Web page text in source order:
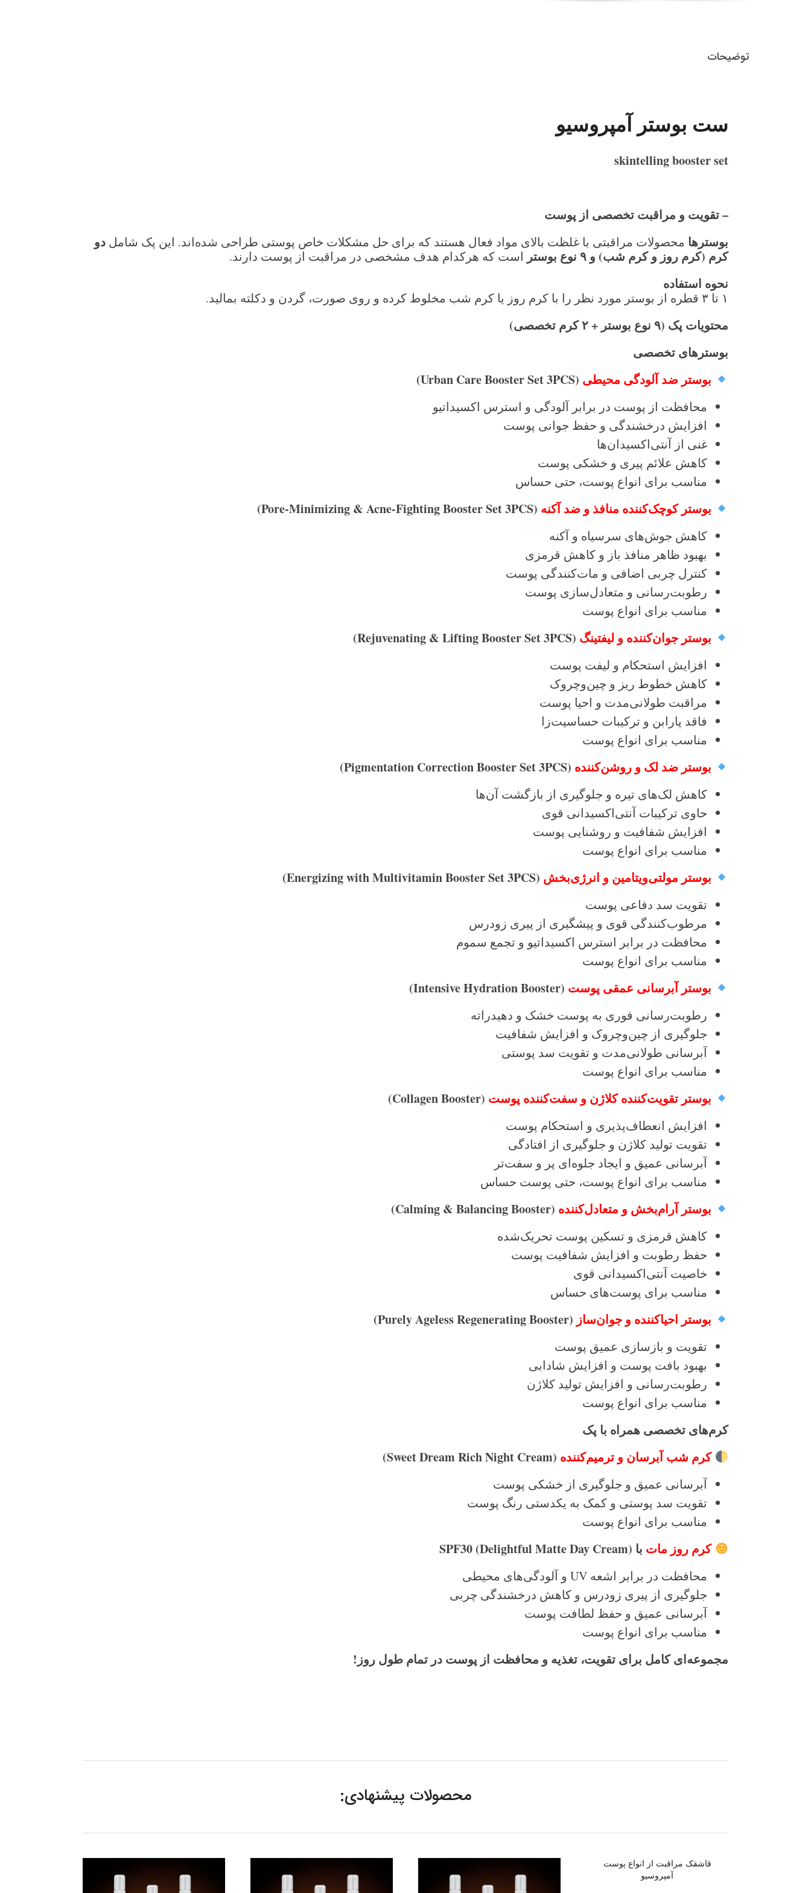
توضیحات
ست بوستر آمپروسیو
skintelling booster set
–تقویت و مراقبت تخصصی از پوست
بوسترها محصولات مراقبتی با غلظت بالای مواد فعال هستند که برای حل مشکلات خاص پوستی طراحی شده‌اند. این پک شامل دو
کرم (کرم روز و کرم شب) و ۹ نوع بوستر است که هرکدام هدف مشخصی در مراقبت از پوست دارند.
نحوه استفاده
۱ تا ۳ قطره از بوستر مورد نظر را با کرم روز یا کرم شب مخلوط کرده و روی صورت، گردن و دکلته بمالید.
محتویات پک (۹ نوع بوستر + ۲کرم تخصصی)
بوسترهای تخصصی
بوستر ضد آلودگی محیطی (Urban Care Booster Set 3PCS)
محافظت از پوست در برابر آلودگی و استرس اکسیداتیو
افزایش درخشندگی و حفظ جوانی پوست
غنی از آنتی‌اکسیدان‌ها
کاهش علائم پیری و خشکی پوست
مناسب برای انواع پوست، حتی حساس
بوستر کوچک‌کننده منافذ و ضد آکنه (Pore-Minimizing & Acne-Fighting Booster Set 3PCS)
کاهش جوش‌های سرسیاه و آکنه
بهبود ظاهر منافذ باز و کاهش قرمزی
کنترل چربی اضافی و مات‌کنندگی پوست
رطوبت‌رسانی و متعادل‌سازی پوست
مناسب برای انواع پوست
بوستر جوان‌کننده و لیفتینگ (Rejuvenating & Lifting Booster Set 3PCS)
افزایش استحکام و لیفت پوست
کاهش خطوط ریز و چین‌وچروک
مراقبت طولانی‌مدت و احیا پوست
فاقد پارابن و ترکیبات حساسیت‌زا
مناسب برای انواع پوست
بوستر ضد لک و روشن‌کننده (Pigmentation Correction Booster Set 3PCS)
کاهش لک‌های تیره و جلوگیری از بازگشت آن‌ها
حاوی ترکیبات آنتی‌اکسیدانی قوی
افزایش شفافیت و روشنایی پوست
مناسب برای انواع پوست
بوستر مولتی‌ویتامین و انرژی‌بخش (Energizing with Multivitamin Booster Set 3PCS)
تقویت سد دفاعی پوست
مرطوب‌کنندگی قوی و پیشگیری از پیری زودرس
محافظت در برابر استرس اکسیداتیو و تجمع سموم
مناسب برای انواع پوست
بوستر آبرسانی عمقی پوست (Intensive Hydration Booster)
رطوبت‌رسانی فوری به پوست خشک و دهیدراته
جلوگیری از چین‌وچروک و افزایش شفافیت
آبرسانی طولانی‌مدت و تقویت سد پوستی
مناسب برای انواع پوست
بوستر تقویت‌کننده کلاژن و سفت‌کننده پوست (Collagen Booster)
افزایش انعطاف‌پذیری و استحکام پوست
تقویت تولید کلاژن و جلوگیری از افتادگی
آبرسانی عمیق و ایجاد جلوه‌ای پر و سفت‌تر
مناسب برای انواع پوست، حتی پوست حساس
بوستر آرام‌بخش و متعادل‌کننده (Calming & Balancing Booster)
کاهش قرمزی و تسکین پوست تحریک‌شده
حفظ رطوبت و افزایش شفافیت پوست
خاصیت آنتی‌اکسیدانی قوی
مناسب برای پوست‌های حساس
بوستر احیاکننده و جوان‌ساز (Purely Ageless Regenerating Booster)
تقویت و بازسازی عمیق پوست
بهبود بافت پوست و افزایش شادابی
رطوبت‌رسانی و افزایش تولید کلاژن
مناسب برای انواع پوست
کرم‌های تخصصی همراه با پک
کرم شب آبرسان و ترمیم‌کننده (Sweet Dream Rich Night Cream)
آبرسانی عمیق و جلوگیری از خشکی پوست
تقویت سد پوستی و کمک به یکدستی رنگ پوست
مناسب برای انواع پوست
کرم روز مات با
محافظت در برابر اشعه UV و آلودگی‌های محیطی
جلوگیری از پیری زودرس و کاهش درخشندگی چربی
آبرسانی عمیق و حفظ لطافت پوست
مناسب برای انواع پوست
مجموعه‌ای کامل برای تقویت، تغذیه و محافظت از پوست در تمام طول روز !
محصولات پیشنهادی:
قاشقک مراقبت از انواع پوست
آمپروسیو